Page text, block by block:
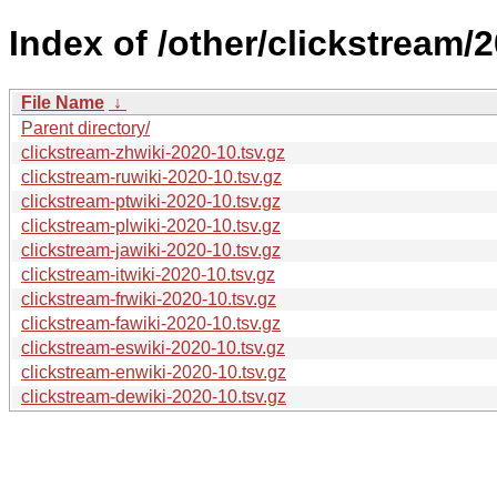
Index of /other/clickstream/
File Name ↓
Parent directory/
clickstream-zhwiki-2020-10.tsv.gz
clickstream-ruwiki-2020-10.tsv.gz
clickstream-ptwiki-2020-10.tsv.gz
clickstream-plwiki-2020-10.tsv.gz
clickstream-jawiki-2020-10.tsv.gz
clickstream-itwiki-2020-10.tsv.gz
clickstream-frwiki-2020-10.tsv.gz
clickstream-fawiki-2020-10.tsv.gz
clickstream-eswiki-2020-10.tsv.gz
clickstream-enwiki-2020-10.tsv.gz
clickstream-dewiki-2020-10.tsv.gz